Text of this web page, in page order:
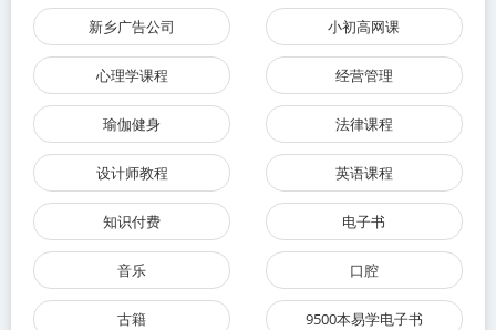
新乡广告公司 小初高网课
心理学课程 经营管理
瑜伽健身 法律课程
设计师教程 英语课程
知识付费 电子书
音乐 口腔
古籍 9500本易学电子书